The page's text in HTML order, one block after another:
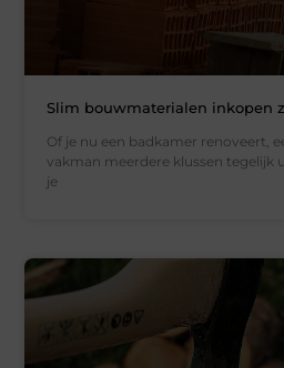
Slim bouwmaterialen inkopen
Of je nu een badkamer renoveert,
vakman meerdere klussen tegelijk
je